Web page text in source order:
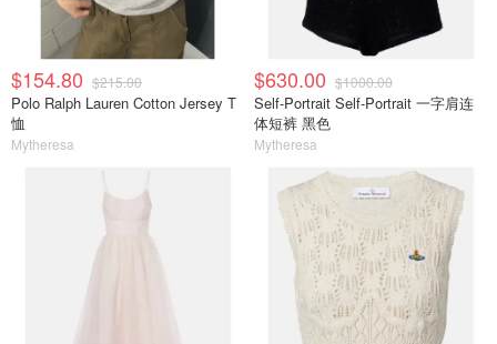
$154.80 $215.00
Polo Ralph Lauren Cotton Jersey T
恤
Mytheresa
$630.00 $1000.00
Self-Portrait Self-Portrait 一字肩连
体短裤 黑色
Mytheresa